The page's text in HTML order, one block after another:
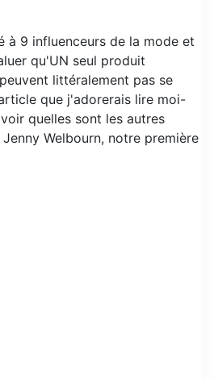
à 9 influenceurs de la mode et
qu'UN seul produit
littéralement pas se
que j'adorerais lire moi-
quelles sont les autres
Welbourn, notre première